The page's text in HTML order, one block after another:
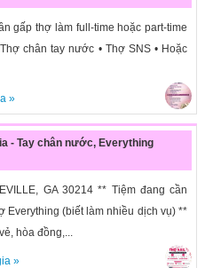
gấp thợ làm full-time hoặc part-time
chân tay nước • Thợ SNS • Hoặc
»
- Tay chân nước, Everything
GA 30214 ** Tiệm đang cần
Everything (biết làm nhiều dịch vụ) **
hòa đồng,...
»